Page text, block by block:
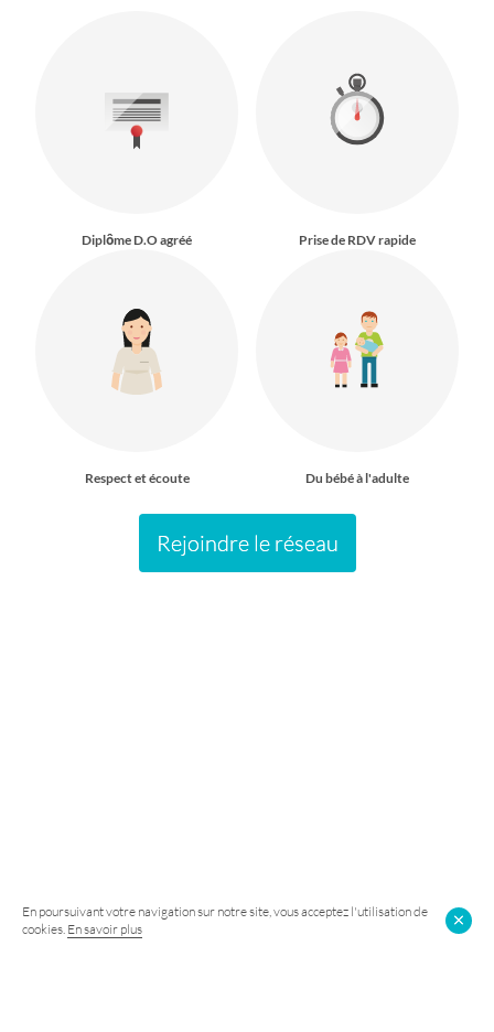
Diplôme D.O agréé Prise de RDV rapide
Respect et écoute Du bébé à l'adulte
Rejoindre le réseau
En poursuivant votre navigation sur notre site, vous acceptez l'utilisation de
cookies. En savoir plus